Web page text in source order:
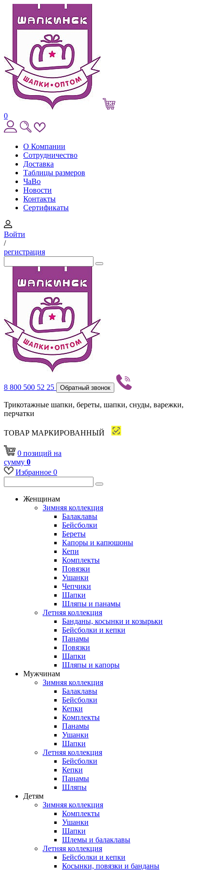
0
О Компании
Сотрудничество
Доставка
Таблицы размеров
ЧаВо
Новости
Контакты
Сертификаты
Войти
/
регистрация
8 800 500 52 25 Обратный звонок
Трикотажные шапки, береты, шапки, снуды, варежки,
перчатки
ТОВАР МАРКИРОВАННЫЙ
0 позиций на
сумму 0
Избранное 0
Женщинам
Зимняя коллекция
Балаклавы
Бейсболки
Береты
Капоры и капюшоны
Кепи
Комплекты
Повязки
Ушанки
Чепчики
Шапки
Шляпы и панамы
Летняя коллекция
Банданы, косынки и козырьки
Бейсболки и кепки
Панамы
Повязки
Шапки
Шляпы и капоры
Мужчинам
Зимняя коллекция
Балаклавы
Бейсболки
Кепки
Комплекты
Панамы
Ушанки
Шапки
Летняя коллекция
Бейсболки
Кепки
Панамы
Шляпы
Детям
Зимняя коллекция
Комплекты
Ушанки
Шапки
Шлемы и балаклавы
Летняя коллекция
Бейсболки и кепки
Косынки, повязки и банданы